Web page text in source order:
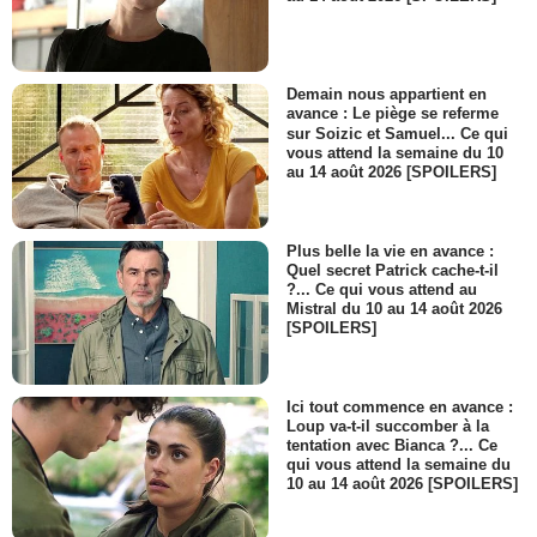
Demain nous appartient en
avance : Le piège se referme
sur Soizic et Samuel... Ce qui
vous attend la semaine du 10
au 14 août 2026 [SPOILERS]
Plus belle la vie en avance :
Quel secret Patrick cache-t-il
?... Ce qui vous attend au
Mistral du 10 au 14 août 2026
[SPOILERS]
Ici tout commence en avance :
Loup va-t-il succomber à la
tentation avec Bianca ?... Ce
qui vous attend la semaine du
10 au 14 août 2026 [SPOILERS]